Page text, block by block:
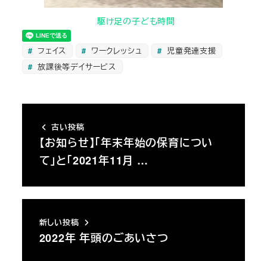
駆け足の子ども時間
フェイス ワークレッシュ
児童発達支援
放課後等デイサービス
古い投稿
【お知らせ】「年末年始の保育につい
て」と「2021年11月 …
新しい投稿
2022年 年頭のごあいさつ